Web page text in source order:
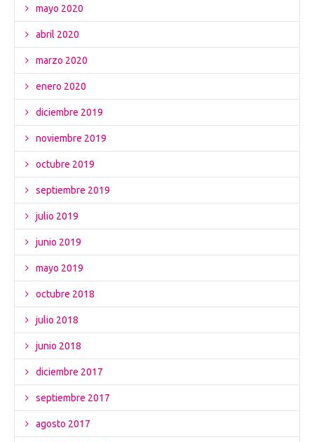
mayo 2020
abril 2020
marzo 2020
enero 2020
diciembre 2019
noviembre 2019
octubre 2019
septiembre 2019
julio 2019
junio 2019
mayo 2019
octubre 2018
julio 2018
junio 2018
diciembre 2017
septiembre 2017
agosto 2017